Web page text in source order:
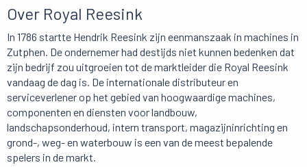
Over Royal Reesink
In 1786 startte Hendrik Reesink zijn eenmanszaak in machines in
Zutphen. De ondernemer had destijds niet kunnen bedenken dat
zijn bedrijf zou uitgroeien tot de marktleider die Royal Reesink
vandaag de dag is. De internationale distributeur en
serviceverlener op het gebied van hoogwaardige machines,
componenten en diensten voor landbouw,
landschapsonderhoud, intern transport, magazijninrichting en
grond-, weg- en waterbouw is een van de meest bepalende
spelers in de markt.